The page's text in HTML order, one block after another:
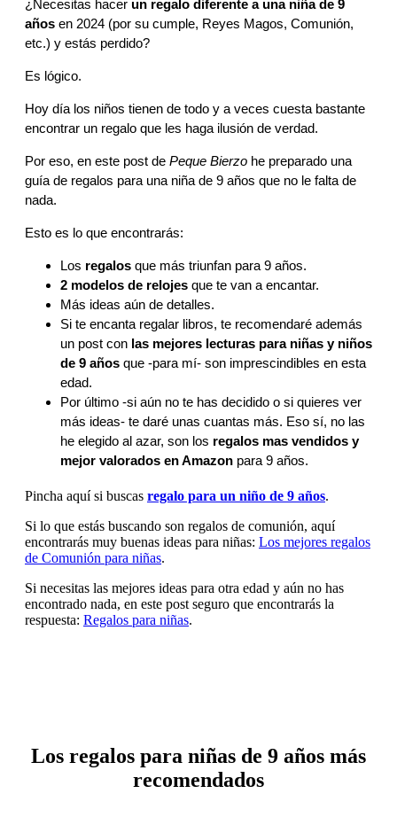
¿Necesitas hacer un regalo diferente a una niña de 9
años en 2024 (por su cumple, Reyes Magos, Comunión,
etc.) y estás perdido?
Es lógico.
Hoy día los niños tienen de todo y a veces cuesta bastante
encontrar un regalo que les haga ilusión de verdad.
Por eso, en este post de Peque Bierzo he preparado una
guía de regalos para una niña de 9 años que no le falta de
nada.
Esto es lo que encontrarás:
Los regalos que más triunfan para 9 años.
2 modelos de relojes que te van a encantar.
Más ideas aún de detalles.
Si te encanta regalar libros, te recomendaré además
un post con las mejores lecturas para niñas y niños
de 9 años que -para mí- son imprescindibles en esta
edad.
Por último -si aún no te has decidido o si quieres ver
más ideas- te daré unas cuantas más. Eso sí, no las
he elegido al azar, son los regalos mas vendidos y
mejor valorados en Amazon para 9 años.
Pincha aquí si buscas regalo para un niño de 9 años.
Si lo que estás buscando son regalos de comunión, aquí
encontrarás muy buenas ideas para niñas: Los mejores regalos
de Comunión para niñas.
Si necesitas las mejores ideas para otra edad y aún no has
encontrado nada, en este post seguro que encontrarás la
respuesta: Regalos para niñas.
Los regalos para niñas de 9 años más
recomendados